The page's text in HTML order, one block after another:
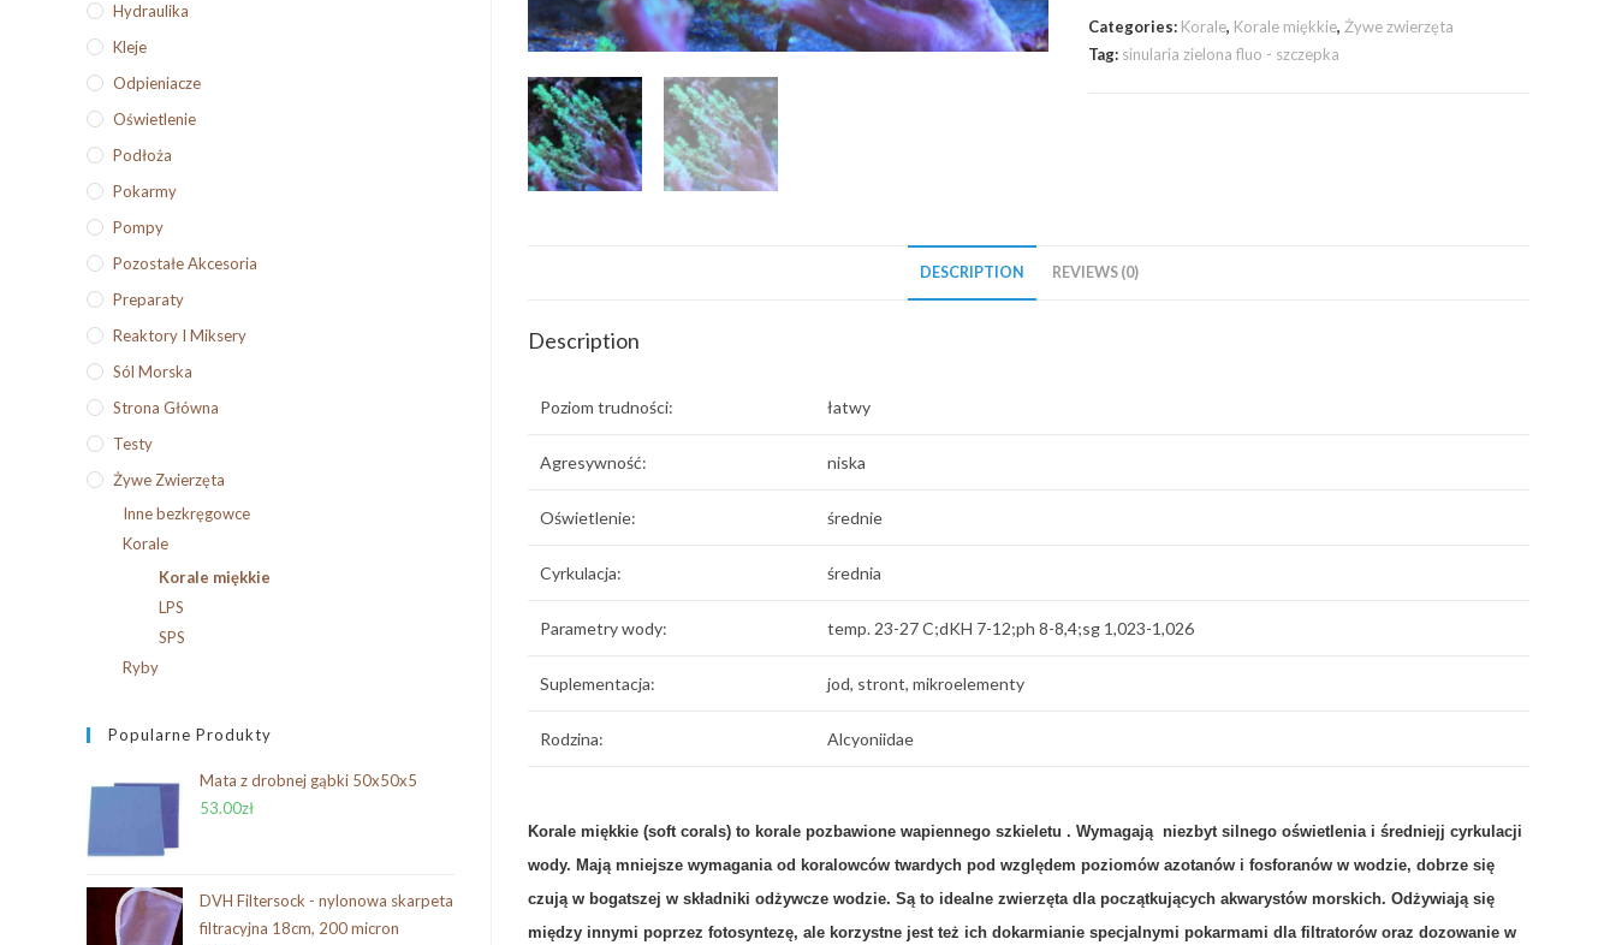
-
szczepka
Categories: Korale, Korale miękkie, Żywe zwierzęta
Tag: sinularia zielona fluo - szczepka
DESCRIPTION REVIEWS (0)
Description
Poziom trudności: łatwy
Agresywność: niska
Oświetlenie: średnie
Cyrkulacja: średnia
Parametry wody: temp. 23-27 C;dKH 7-12;ph 8-8,4;sg 1,023-1,026
Suplementacja: jod, stront, mikroelementy
Rodzina: Alcyoniidae
Korale miękkie (soft corals) to korale pozbawione wapiennego szkieletu . Wymagają niezbyt silnego oświetlenia i średniejj cyrkulacji
wody. Mają mniejsze wymagania od koralowców twardych pod względem poziomów azotanów i fosforanów w wodzie, dobrze się
czują w bogatszej w składniki odżywcze wodzie. Są to idealne zwierzęta dla początkujących akwarystów morskich. Odżywiają się
między innymi poprzez fotosyntezę, ale korzystne jest też ich dokarmianie specjalnymi pokarmami dla filtratorów oraz dozowanie w
Hydraulika
Kleje
Odpieniacze
Oświetlenie
Podłoża
Pokarmy
Pompy
Pozostałe Akcesoria
Preparaty
Reaktory I Miksery
Sól Morska
Strona Główna
Testy
Żywe Zwierzęta
Inne bezkręgowce
Korale
Korale miękkie
LPS
SPS
Ryby
Popularne Produkty
Mata z drobnej gąbki 50x50x5
53.00zł
DVH Filtersock - nylonowa skarpeta
filtracyjna 18cm, 200 micron